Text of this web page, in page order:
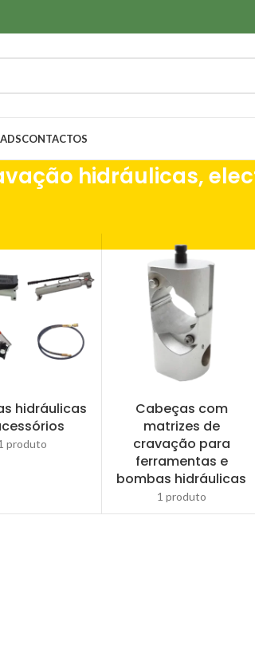
CONTACTOS
hidráulicas,
hidráulicas
produto
Cabeças com
matrizes de
cravação para
ferramentas e
bombas hidráulicas
1 produto